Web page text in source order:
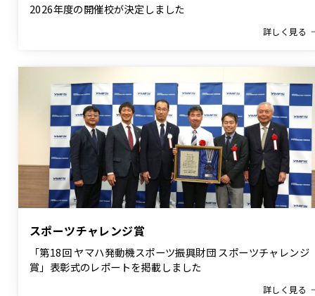
2026年度の開催校が決定しました
詳しく見る
スポーツチャレンジ賞
「第18回 ヤマハ発動機スポーツ振興財団 スポーツチャレンジ
賞」表彰式のレポートを掲載しました
詳しく見る